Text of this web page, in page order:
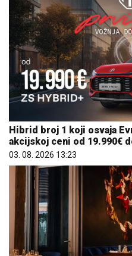
Hibrid broj 1 koji osvaja
akcijskoj ceni od 19.990€
03. 08. 2026 13:23